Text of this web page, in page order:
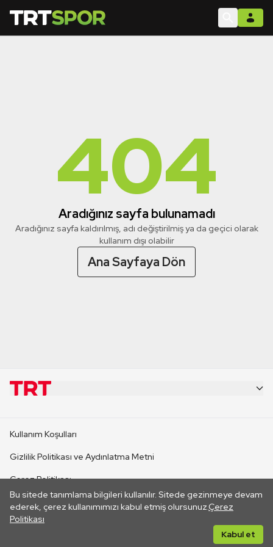
404
Aradığınız sayfa bulunamadı
Aradığınız sayfa kaldırılmış, adı değiştirilmiş ya da geçici olarak
kullanım dışı olabilir
Ana Sayfaya Dön
Bu sitede tanımlama bilgileri kullanılır. Sitede gezinmeye devam
ederek, çerez kullanımımızı kabul etmiş olursunuz.Çerez
Politikası
Kabul et
CANLI YAYINLAR
Kullanım Koşulları
Gizlilik Politikası ve Aydınlatma Metni
Çerez Politikası
İletişim
Her hakkı saklıdır. ©2026 TRT. Bağlantı yoluyla gidilen dış